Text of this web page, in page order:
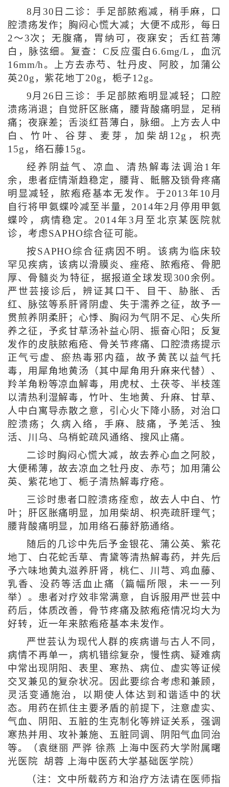
8月30日二诊：手足部脓疱减，稍手麻，口
腔溃疡发作；胸闷心慌大减；大便不成形，每日
2～3次；无腹痛，胃纳可，夜寐安；舌红苔薄
白，脉弦细。复查：C反应蛋白6.6mg/L，血沉
16mm/h。上方去赤芍、牡丹皮、阿胶，加蒲公
英20g，紫花地丁20g，栀子12g。
9月26日三诊：手足部脓疱明显减轻；口腔
溃疡消退；自觉肝区胀痛，腰背酸痛明显，足稍
痛；夜寐差；舌淡红苔薄白，脉细。上方去人中
白、竹叶、谷芽、麦芽，加柴胡12g，枳壳
15g，络石藤15g。
经养阴益气、凉血、清热解毒法调治1年
余，患者症情渐趋稳定，腰背、骶髂及锁骨疼痛
明显减轻，脓疱疮基本无发作。于2013年10月
自行将甲氨蝶呤减至半量，2014年2月停用甲氨
蝶呤，病情稳定。2014年3月至北京某医院就
诊，考虑SAPHO综合征可能。
按SAPHO综合征病因不明。该病为临床较
罕见疾病，该病以滑膜炎、痤疮、脓疱疮、骨肥
厚、骨髓炎为特征，据报道全球发现300余例。
严世芸接诊后，辨证其口干、目干、胁胀、舌
红、脉弦等系肝肾阴虚、失于濡养之征，故予一
贯煎养阴柔肝；心悸、胸闷为气阴不足、心失所
养之征，予炙甘草汤补益心阴、振奋心阳；反复
发作的皮肤脓疱疮、骨关节疼痛、口腔溃疡提示
正气亏虚、瘀热毒邪内蕴，故予黄芪以益气托
毒，用犀角地黄汤（其中犀角用升麻来代替）、
羚羊角粉等凉血解毒，用虎杖、土茯苓、半枝莲
以清热利湿解毒，竹叶、生地黄、升麻、甘草、
人中白寓导赤散之意，引心火下降小肠，对治口
腔溃疡；久病入络，手麻、肢痛，予羌活、独
活、川乌、乌梢蛇疏风通络、搜风止痛。
二诊时胸闷心慌大减，故去养心血之阿胶，
大便稀薄，故去凉血之牡丹皮、赤芍；加用蒲公
英、紫花地丁、栀子清热解毒疗疮。
三诊时患者口腔溃疡痊愈，故去人中白、竹
叶；肝区胀痛明显，加用柴胡、枳壳疏肝理气；
腰背酸痛明显，加用络石藤舒筋通络。
随后的几诊中先后予金银花、蒲公英、紫花
地丁、白花蛇舌草、青黛等清热解毒药，并先后
予六味地黄丸滋养肝肾，桃仁、川芎、鸡血藤、
乳香、没药等活血止痛（篇幅所限，未一一列
举）。患者对疗效非常满意，自诉服用严世芸中
药后，体质改善，骨节疼痛及脓疱疮情况均大为
好转，近一年来脓疱疮基本未发作。
严世芸认为现代人群的疾病谱与古人不同，
病情不再单一，病机错综复杂，慢性病、疑难病
中常出现阴阳、表里、寒热、病位、虚实等证候
交叉兼见的复杂状况。因此要综合考虑和兼顾，
灵活变通施治，以期使人体达到和谐适中的状
态。用药在抓住主要矛盾的前提下，注意虚实、
气血、阴阳、五脏的生克制化等辨证关系，强调
寒热并用、攻补兼施、五脏同调、阴阳气血同治
等。（袁继丽 严骅 徐燕 上海中医药大学附属曙
光医院 胡蓉 上海中医药大学基础医学院）
（注：文中所载药方和治疗方法请在医师指